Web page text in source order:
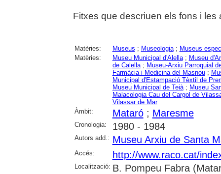
Fitxes que descriuen els fons i les
Matèries: Museus ; Museologia; Museus
Matèries:
Museu Municipal d'Alella; Museu
de Calella; Museu-Arxiu Parroquial
Farmàcia i Medicina del Masnou;
Municipal d'Estampació Tèxtil de
Museu Municipal de Teià; Museu
Malacologia Cau del Cargol de
Vilassar de Mar
Àmbit:
Mataró; Maresme
Cronologia: 1980 - 1984
Autors add.: Museu Arxiu de Santa
Accés: http://www.raco.cat/
Localització: B. Pompeu Fabra